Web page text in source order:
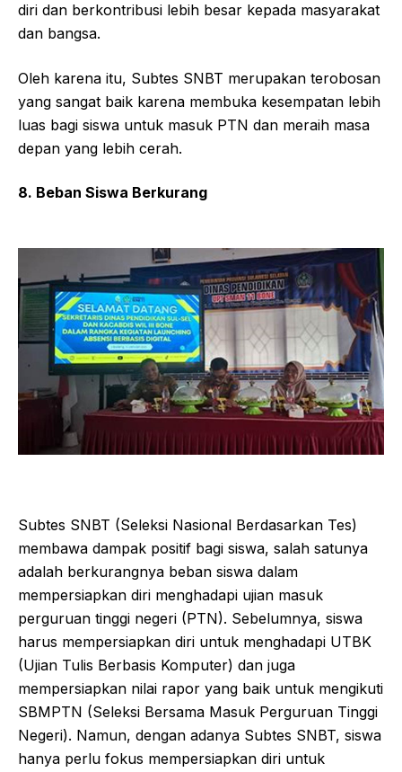
diri dan berkontribusi lebih besar kepada masyarakat
dan bangsa.
Oleh karena itu, Subtes SNBT merupakan terobosan
yang sangat baik karena membuka kesempatan lebih
luas bagi siswa untuk masuk PTN dan meraih masa
depan yang lebih cerah.
8. Beban Siswa Berkurang
Subtes SNBT (Seleksi Nasional Berdasarkan Tes)
membawa dampak positif bagi siswa, salah satunya
adalah berkurangnya beban siswa dalam
mempersiapkan diri menghadapi ujian masuk
perguruan tinggi negeri (PTN). Sebelumnya, siswa
harus mempersiapkan diri untuk menghadapi UTBK
(Ujian Tulis Berbasis Komputer) dan juga
mempersiapkan nilai rapor yang baik untuk mengikuti
SBMPTN (Seleksi Bersama Masuk Perguruan Tinggi
Negeri). Namun, dengan adanya Subtes SNBT, siswa
hanya perlu fokus mempersiapkan diri untuk